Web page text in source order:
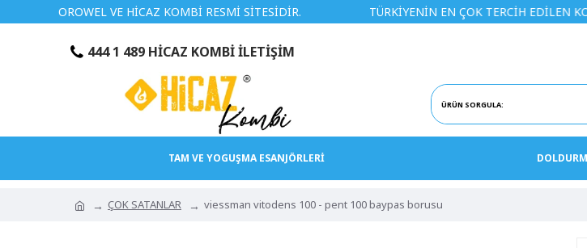
VE HİCAZ KOMBİ RESMİ SİTESİDİR. TÜRKİYENİN EN ÇOK TERCİH EDİLEN KOMBİ
444 1 489 HİCAZ KOMBİ İLETİŞİM
TAM VE YOGUŞMA ESANJÖRLERİ
ÇOK SATANLAR viessman vitodens 100 - pent 100 baypas borusu